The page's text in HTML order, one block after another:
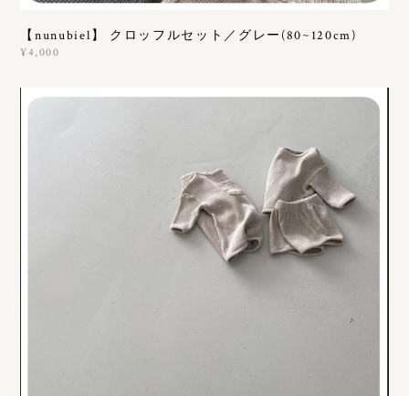
【nunubiel】 クロッフルセット／グレー(80~120cm)
¥4,000